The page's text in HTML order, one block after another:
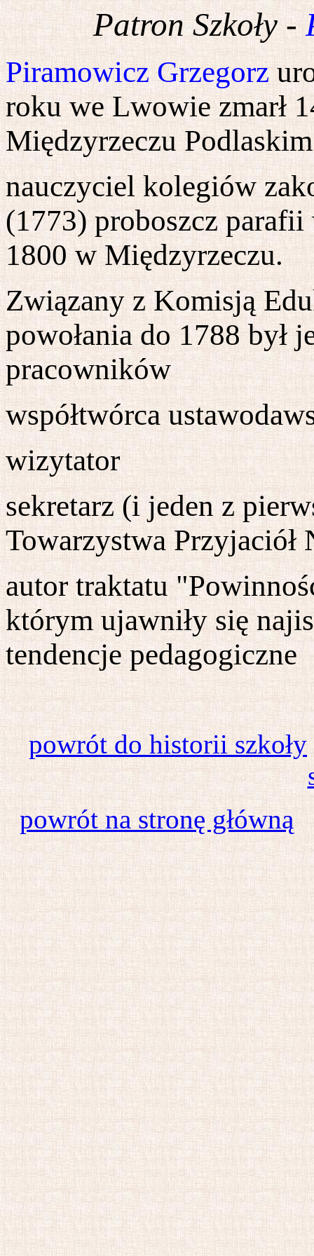
Patron Szkoły -
Piramowicz Grzegorz
roku we Lwowie zmarł
Międzyrzeczu
nauczyciel kolegiów
(1773) proboszcz
1800 w Międzyrzeczu.
Związany z Komisją
powołania do 1788 był
pracowników
współtwórca
wizytator
sekretarz (i jeden z
Towarzystwa Przyjaciół
autor traktatu
którym ujawniły się
tendencje pedagogiczne
powrót do historii szkoły
powrót na stronę główną